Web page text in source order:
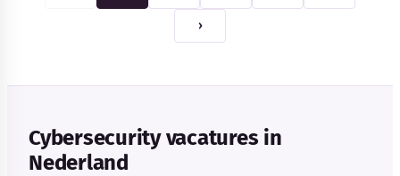
›
Cybersecurity vacatures in
Nederland